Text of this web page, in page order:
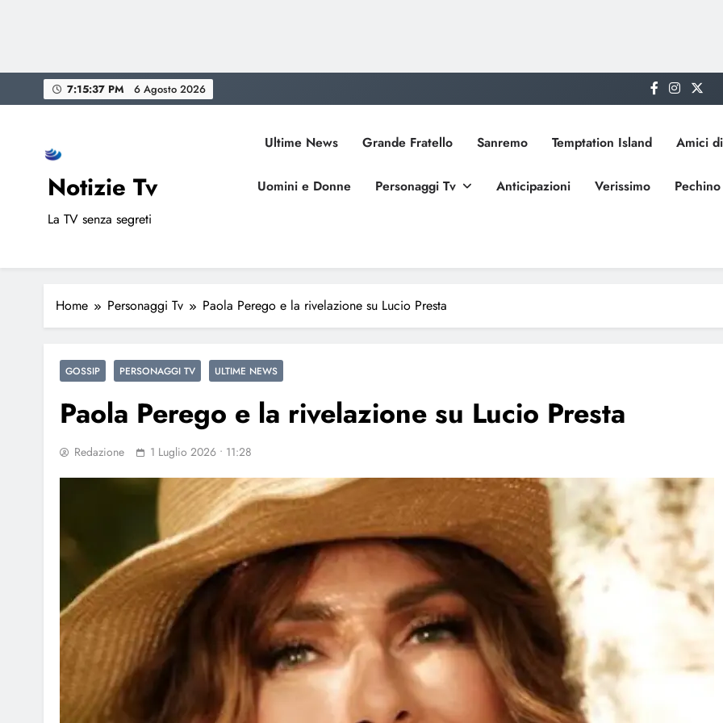
to
7:15:38 PM 6 Agosto 2026
Notizie Tv
La TV senza segreti
Ultime News Grande Fratello Sanremo Temptation Island Amici
Uomini e Donne Personaggi Tv Anticipazioni Verissimo
Home Personaggi Tv Paola Perego e la rivelazione su Lucio Presta
GOSSIP PERSONAGGI TV ULTIME NEWS
Paola Perego e la rivelazione su Lucio Presta
Redazione 1 Luglio 2026 • 11:28